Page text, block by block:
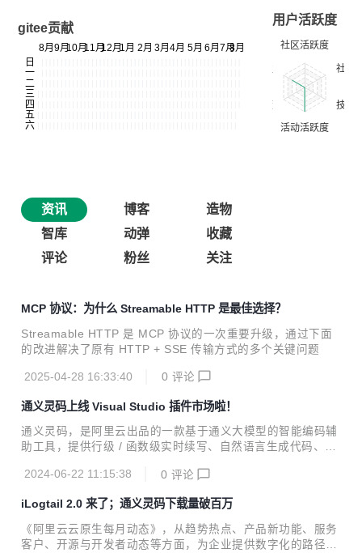
gitee贡献
用户活跃度
资讯 博客
造物
智库
动弹
收藏
评论
粉丝 关注
MCP 协议：为什么 Streamable HTTP 是最佳选择？
Streamable HTTP 是 MCP 协议的一次重要升级，通过下面
的改进解决了原有 HTTP + SSE 传输方式的多个关键问题
2025-04-28 16:33:40 0 评论
通义灵码上线 Visual Studio 插件市场啦！
通义灵码，是阿里云出品的一款基于通义大模型的智能编码辅
助工具，提供行级 / 函数级实时续写、自然语言生成代码、单
答、异常报错排查等能力，提供代码智能生成、研发智能问答
2024-06-22 11:15:38 0 评论
iLogtail 2.0 来了；通义灵码下载量破百万
《阿里云云原生每月动态》，从趋势热点、产品新功能、服务
客户、开源与开发者动态等方面，为企业提供数字化的路径与